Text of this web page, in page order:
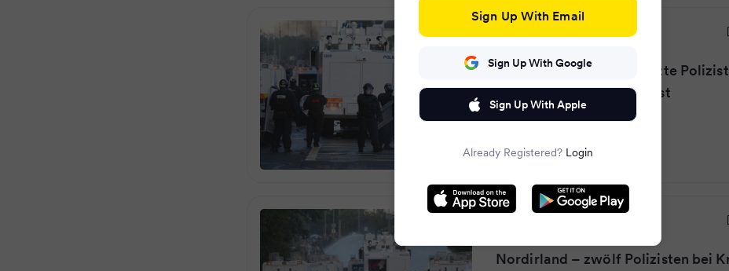
2 months ago
Nordirland: Zwölf verletzte
Ausschreitungen in Belfast
Nordirland – zwölf Polizisten bei
Sign Up With Email
Sign Up With Google
Sign Up With Apple
Already Registered? Login